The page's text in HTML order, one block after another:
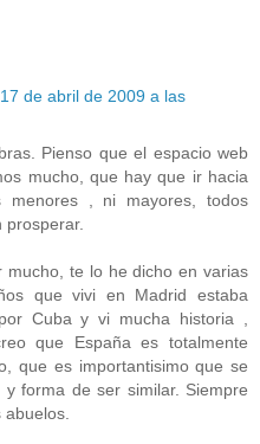
17 de abril de 2009 a las
Pienso que el espacio web
mucho, que hay que ir hacia
, ni mayores, todos
prosperar.
mucho, te lo he dicho en varias
que vivi en Madrid estaba
Cuba y vi mucha historia ,
que España es totalmente
que es importantisimo que se
forma de ser similar. Siempre